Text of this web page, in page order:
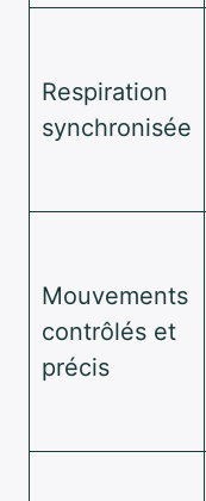
Respiration
synchronisée
Mouvements
contrôlés et
précis